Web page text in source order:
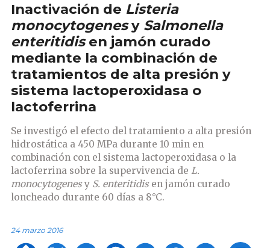
Inactivación de Listeria
monocytogenesy Salmonella
enteritidisen jamón curado
mediante la combinación de
tratamientos de alta presión y
sistema lactoperoxidasa o
lactoferrina
Se investigó el efecto del tratamiento a alta presión
hidrostática a 450 MPa durante 10 min en
combinación con el sistema lactoperoxidasa o la
lactoferrina sobre la supervivencia de L.
monocytogenesy S. enteritidisen jamón curado
loncheado durante 60 días a 8°C.
24 marzo 2016